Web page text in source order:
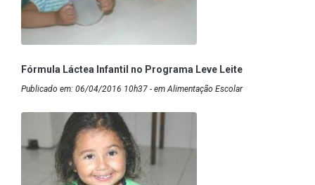
Fórmula Láctea Infantil no Programa Leve Leite
Publicado em: 06/04/2016 10h37 - em Alimentação Escolar